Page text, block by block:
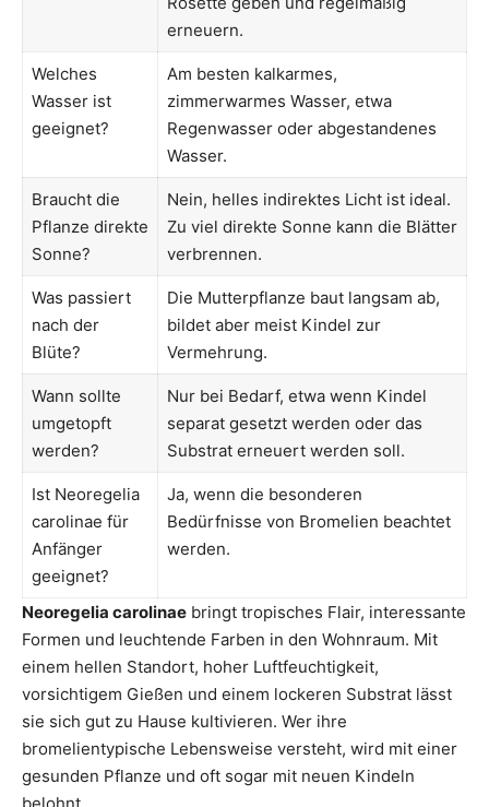
erneuern.
Welches
Wasser ist
geeignet?
Am besten kalkarmes,
zimmerwarmes Wasser, etwa
Regenwasser oder abgestandenes
Wasser.
Braucht die
Pflanze direkte
Sonne?
Nein, helles indirektes Licht ist ideal.
Zu viel direkte Sonne kann die Blätter
verbrennen.
Was passiert
nach der
Blüte?
Die Mutterpflanze baut langsam ab,
bildet aber meist Kindel zur
Vermehrung.
Wann sollte
umgetopft
werden?
Nur bei Bedarf, etwa wenn Kindel
separat gesetzt werden oder das
Substrat erneuert werden soll.
Ist Neoregelia
carolinae für
Anfänger
geeignet?
Ja, wenn die besonderen
Bedürfnisse von Bromelien beachtet
werden.
Neoregelia carolinae bringt tropisches Flair, interessante
Formen und leuchtende Farben in den Wohnraum. Mit
einem hellen Standort, hoher Luftfeuchtigkeit,
vorsichtigem Gießen und einem lockeren Substrat lässt
sie sich gut zu Hause kultivieren. Wer ihre
bromelientypische Lebensweise versteht, wird mit einer
gesunden Pflanze und oft sogar mit neuen Kindeln